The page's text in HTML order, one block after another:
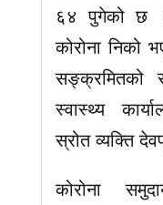
६४ पुगेको छ
कोरोना निको
स्वास्थ्य
स्रोत व्यक्ति
कोरोना